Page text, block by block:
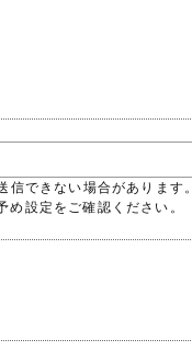
できない場合があります。
設定をご確認ください。